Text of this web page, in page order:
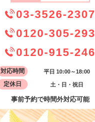
03-3526-2307
0120-305-293
0120-915-246
対応時間 平日 10:00～18:00
定休日 土・日・祝日
事前予約で時間外対応可能